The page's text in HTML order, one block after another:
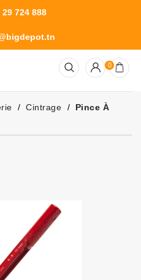
29 724 888
0
Cintrage
Pince À